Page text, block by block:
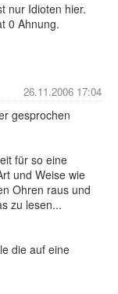
nur Idioten hier.
0 Ahnung.
26.11.2006 17:04
gesprochen
für so eine
und Weise wie
Ohren raus und
zu lesen...
die auf eine